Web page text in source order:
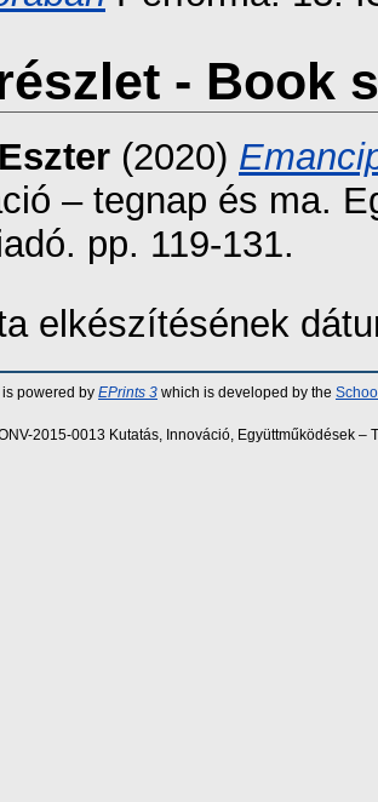
- Book
(2020)
– tegnap és ma.
pp. 119-131.
elkészítésének
is powered by EPrints 3 which is developed by the
2015-0013 Kutatás, Innováció, Együttműködések